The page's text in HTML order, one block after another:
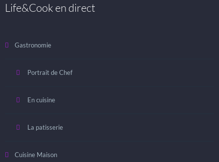
Life&Cook en direct
Gastronomie
Portrait de Chef
En cuisine
La patisserie
Cuisine Maison